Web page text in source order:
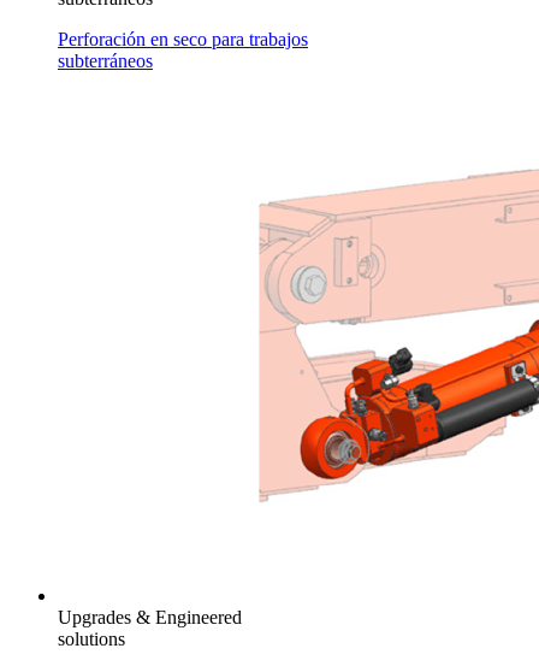
Perforación en seco para trabajos
subterráneos
Upgrades & Engineered
solutions